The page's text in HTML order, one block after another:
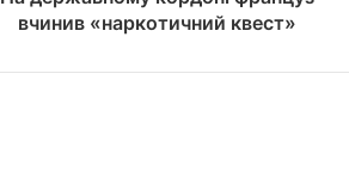
вчинив «наркотичний квест»